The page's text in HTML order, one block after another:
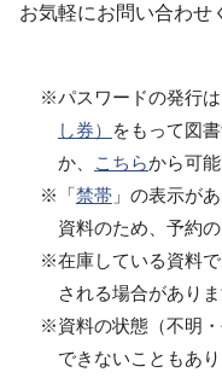
お気軽にお問い合わせ
※パスワードの発行
し券）
をもって図
か、
こちらから可能
※「禁帯」の表示が
資料のため、予約
※在庫している資料
される場合がありま
※資料の状態（不明
できないこともあり